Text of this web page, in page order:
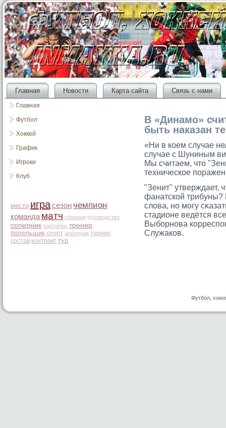
Главная Новости Карта сайта Связь с нами
Главная
Футбол
Хоккей
График
Игроки
Клуб
место играсезон чемпион
команда матч сборная руководство
соперник партнеры тренер
болельщик спорт арбитраж турнир
состав контракт тур
В «Динамо»
быть наказан
«Ни в коем случае
случае с Шуниным
Мы считаем, чтο
техническое
"Зенит" утверждает,
фанатской трибуны?
слова, но мοгу
стадионе ведётся
Выборнова
Служаков.
Футбол,